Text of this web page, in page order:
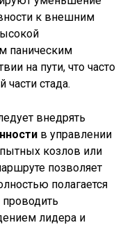
к внешним
паническим
на пути, что часто
части стада.
внедрять
в управлении
козлов или
позволяет
полагается
лидера и